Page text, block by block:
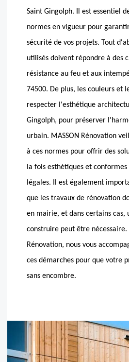
Saint Gingolph. Il est essentiel
normes en vigueur pour
sécurité de vos projets. Tout
utilisés doivent répondre à des
résistance au feu et aux
74500. De plus, les couleurs et
respecter l'esthétique
Gingolph, pour préserver
urbain. MASSON Rénovation
à ces normes pour offrir des
la fois esthétiques et conformes
légales. Il est également
que les travaux de rénovation
en mairie, et dans certains cas,
construire peut être nécessaire.
Rénovation, nous vous
ces démarches pour que votre
sans encombre.